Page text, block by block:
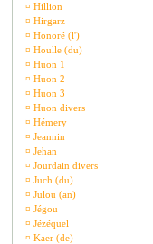
¤ Hillion
¤ Hirgarz
¤ Honoré (l')
¤ Houlle (du)
¤ Huon 1
¤ Huon 2
¤ Huon 3
¤ Huon divers
¤ Hémery
¤ Jeannin
¤ Jehan
¤ Jourdain divers
¤ Juch (du)
¤ Julou (an)
¤ Jégou
¤ Jézéquel
¤ Kaer (de)